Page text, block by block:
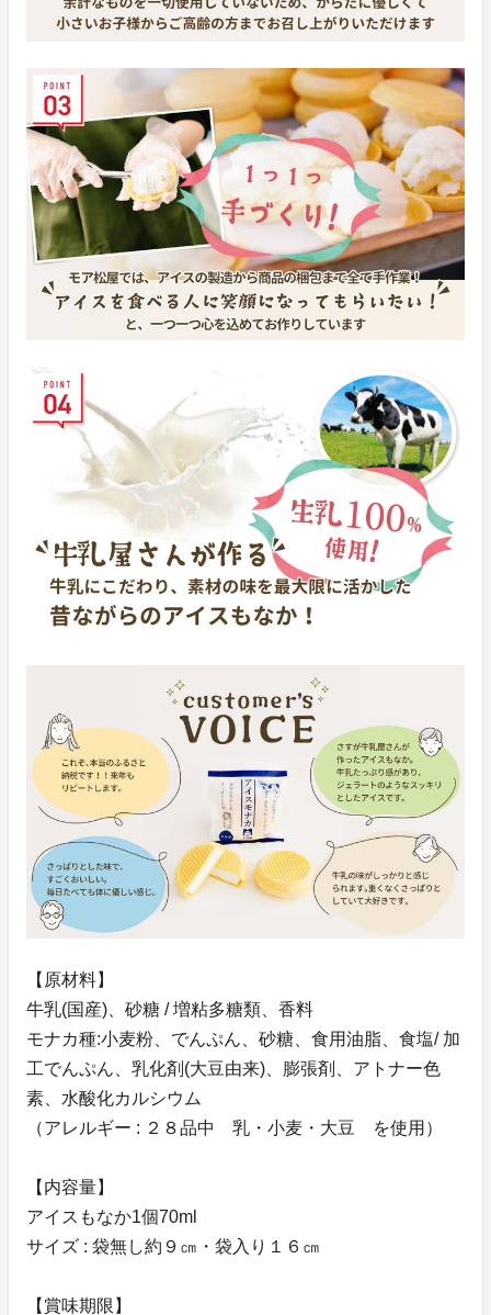
【原材料】
牛乳(国産)、砂糖 / 増粘多糖類、香料
モナカ種:小麦粉、でんぷん、砂糖、食用油脂、食塩/ 加
工でんぷん、乳化剤(大豆由来)、膨張剤、アトナー色
素、水酸化カルシウム
（アレルギー : ２８品中 乳・小麦・大豆 を使用）
【内容量】
アイスもなか1個70ml
サイズ : 袋無し約９㎝・袋入り１６㎝
【賞味期限】